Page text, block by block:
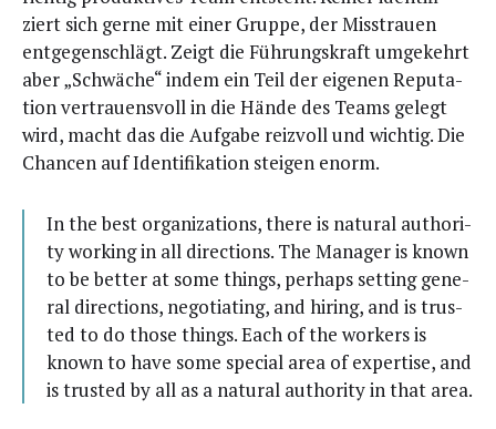
ziert sich ger­ne mit einer Grup­pe, der Miss­trau­en
ent­ge­gen­schlägt. Zeigt die Füh­rungs­kraft umge­kehrt
aber „Schwä­che“ indem ein Teil der eige­nen Repu­ta­
ti­on ver­trau­ens­voll in die Hän­de des Teams gelegt
wird, macht das die Auf­ga­be reiz­voll und wich­tig. Die
Chan­cen auf Iden­ti­fi­ka­ti­on stei­gen enorm.
In the best orga­niza­ti­ons, the­re is natu­ral aut­ho­ri­
ty working in all direc­tions. The Mana­ger is known
to be bet­ter at some things, per­haps set­ting gene­
ral direc­tions, nego­tia­ting, and hiring, and is trus­
ted to do tho­se things. Each of the workers is
known to have some spe­cial area of exper­ti­se, and
is trus­ted by all as a natu­ral aut­ho­ri­ty in that area.